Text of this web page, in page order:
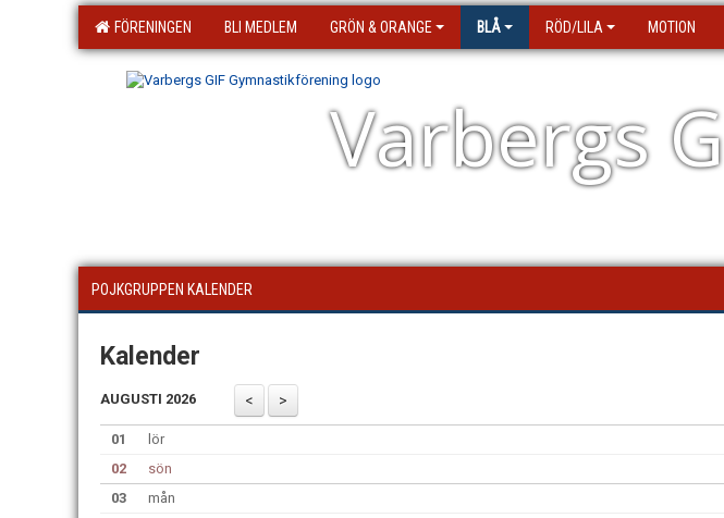
FÖRENINGEN BLI MEDLEM GRÖN & ORANGE BLÅ RÖD/LILA MOTION
Varbergs
POJKGRUPPEN KALENDER
Kalender
AUGUSTI 2026
01
lör
02
sön
03
mån